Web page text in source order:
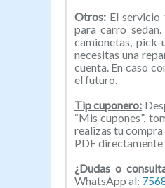
Otros: El servicio
para carro
camionetas,
necesitas una
cuenta. En caso
el futuro.
Tip cuponero:
“Mis cupones”,
realizas tu
PDF
¿Dudas o
WhatsApp al: